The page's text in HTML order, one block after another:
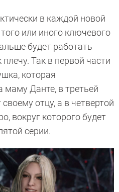
в каждой новой
или иного ключевого
будет работать
Так в первой части
которая
маму Данте, в третьей
отцу, а в четвертой
вокруг которого будет
серии.